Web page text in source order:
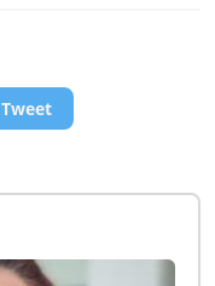
Tweet